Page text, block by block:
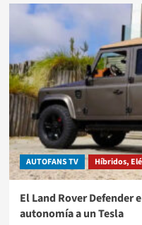
AUTOFANS TV Híbridos,
El Land Rover Defender
autonomía a un Tesla